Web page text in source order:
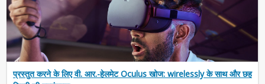
प्रस्तुत करने के लिए वी. आर.-हेलमेट Oculus खोज: wirelessly के साथ और छह